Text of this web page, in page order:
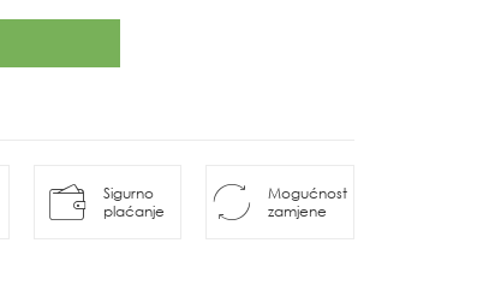
Sigurno
plaćanje
Mogućnost
zamjene